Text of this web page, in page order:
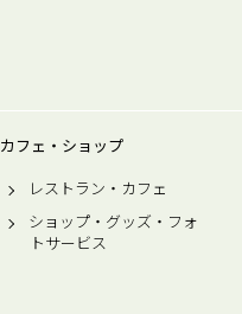
カフェ・ショップ
レストラン・カフェ
ショップ・グッズ・フォ
トサービス